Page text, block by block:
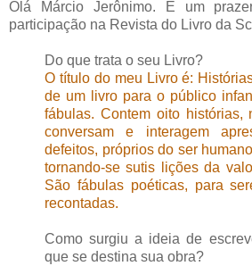
Olá Márcio Jerônimo. É um
participação na Revista do Livro da
Do que trata o seu Livro?
O título do meu Livro é:
de um livro para o público
fábulas. Contem oito histórias,
conversam e interagem
defeitos, próprios do ser
tornando-se sutis lições da
São fábulas poéticas, para
recontadas.
Como surgiu a ideia de
que se destina sua obra?